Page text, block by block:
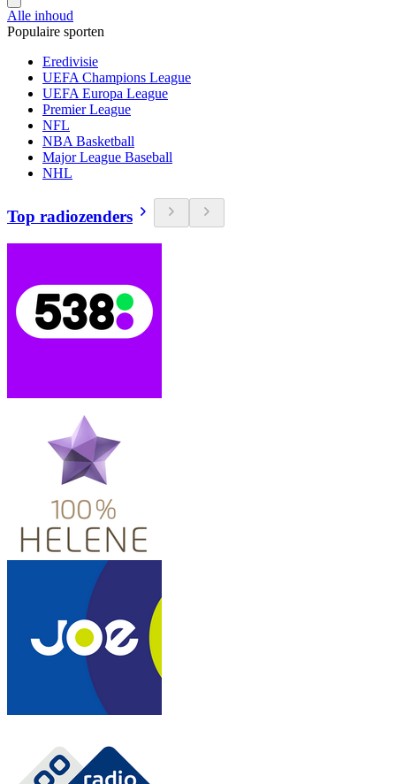
Alle inhoud
Populaire sporten
Eredivisie
UEFA Champions League
UEFA Europa League
Premier League
NFL
NBA Basketball
Major League Baseball
NHL
Top radiozenders